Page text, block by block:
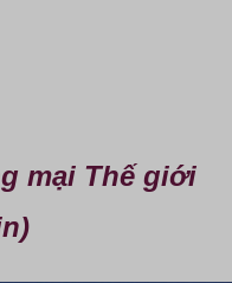
mại Thế giới